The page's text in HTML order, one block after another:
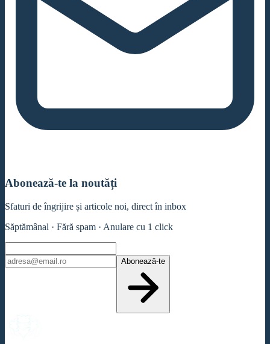
Abonează-te la noutăți
Sfaturi de îngrijire și articole noi, direct în inbox
Săptămânal · Fără spam · Anulare cu 1 click
Abonează-te